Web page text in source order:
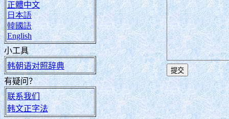
正體中文
日本語
韓國語
English
小工具
韩朝语对照辞典
有疑问？
联系我们
韩文正字法